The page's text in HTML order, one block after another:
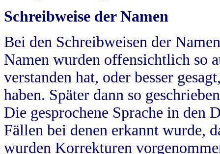
Schreibweise der Namen
Bei den Schreibweisen der
Namen wurden offensichtlich so
verstanden hat, oder besser
haben. Später dann so
Die gesprochene Sprache in
Fällen bei denen erkannt wurde,
wurden Korrekturen